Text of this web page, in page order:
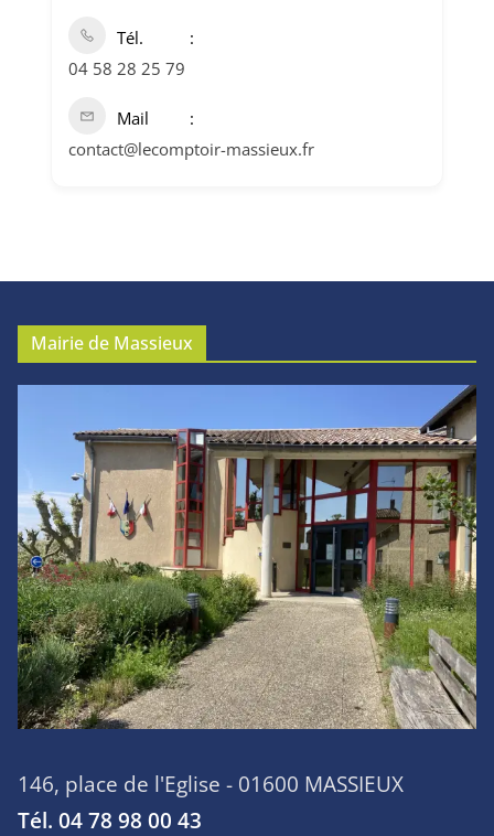
Tél.
04 58 28 25 79
Mail
contact@lecomptoir-massieux.fr
Mairie de Massieux
146, place de l'Eglise - 01600 MASSIEUX
Tél. 04 78 98 00 43